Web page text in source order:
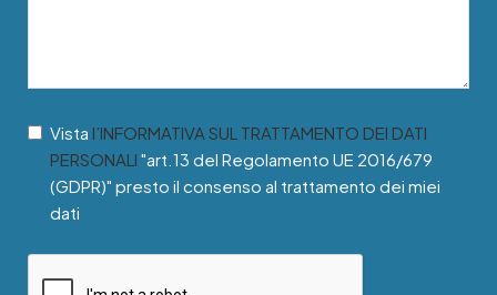
Vista l’INFORMATIVA SUL TRATTAMENTO DEI DATI
PERSONALI "art.13 del Regolamento UE 2016/679
(GDPR)" presto il consenso al trattamento dei miei
dati